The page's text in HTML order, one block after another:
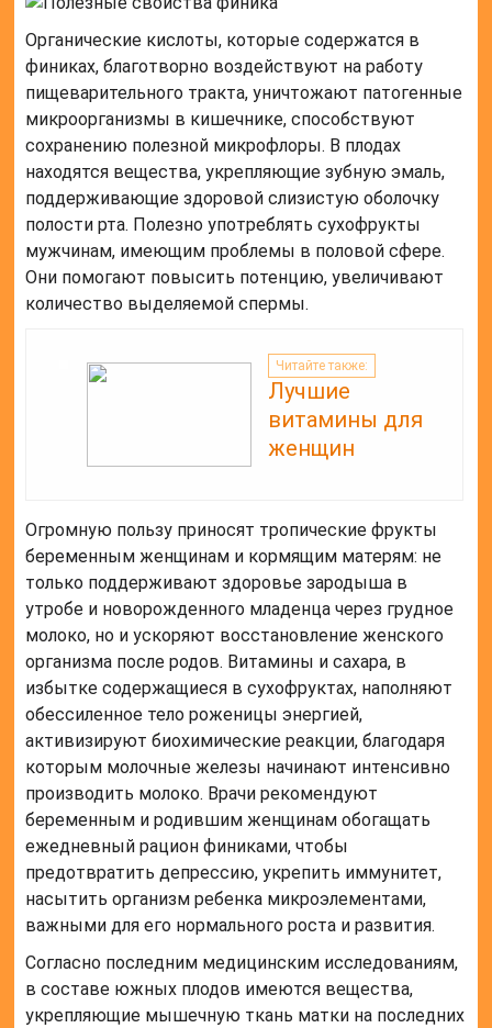
Органические кислоты, которые содержатся в
финиках, благотворно воздействуют на работу
пищеварительного тракта, уничтожают патогенные
микроорганизмы в кишечнике, способствуют
сохранению полезной микрофлоры. В плодах
находятся вещества, укрепляющие зубную эмаль,
поддерживающие здоровой слизистую оболочку
полости рта. Полезно употреблять сухофрукты
мужчинам, имеющим проблемы в половой сфере.
Они помогают повысить потенцию, увеличивают
количество выделяемой спермы.
Читайте также:
Лучшие
витамины для
женщин
Огромную пользу приносят тропические фрукты
беременным женщинам и кормящим матерям: не
только поддерживают здоровье зародыша в
утробе и новорожденного младенца через грудное
молоко, но и ускоряют восстановление женского
организма после родов. Витамины и сахара, в
избытке содержащиеся в сухофруктах, наполняют
обессиленное тело роженицы энергией,
активизируют биохимические реакции, благодаря
которым молочные железы начинают интенсивно
производить молоко. Врачи рекомендуют
беременным и родившим женщинам обогащать
ежедневный рацион финиками, чтобы
предотвратить депрессию, укрепить иммунитет,
насытить организм ребенка микроэлементами,
важными для его нормального роста и развития.
Согласно последним медицинским исследованиям,
в составе южных плодов имеются вещества,
укрепляющие мышечную ткань матки на последних